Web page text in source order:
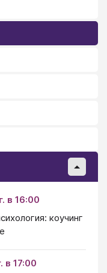
в 16:00
коучинг
в 17:00